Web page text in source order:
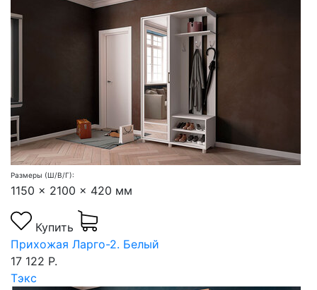
Размеры (Ш/В/Г):
1150 x 2100 x 420 мм
Купить
Прихожая Ларго-2. Белый
17 122 Р.
Тэкс